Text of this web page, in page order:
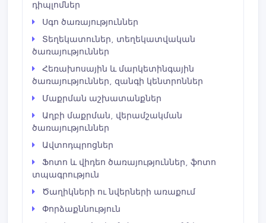
դիպլոմներ
Սգո ծառայություններ
Տեղեկատուներ, տեղեկատվական
ծառայություններ
Հեռախոսային և մարկետինգային
ծառայություններ, զանգի կենտրոններ
Մաքրման աշխատանքներ
Աղբի մաքրման, վերամշակման
ծառայություններ
Ավտոդպրոցներ
Ֆոտո և վիդեո ծառայություններ, ֆոտո
տպագրություն
Ծաղիկների ու նվերների առաքում
Փորձաքննություն